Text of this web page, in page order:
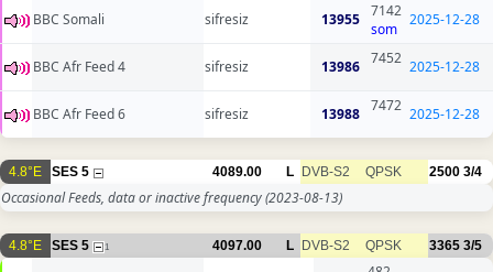
BBC Somali sifresiz 13955
7142
som
2025-12-28
BBC Afr Feed 4 sifresiz 13986 7452 2025-12-28
BBC Afr Feed 6 sifresiz 13988 7472 2025-12-28
4.8°E SES 5 4089.00 L DVB-S2 QPSK 2500 3/4
Occasional Feeds, data or inactive frequency(2023-08-13)
4.8°E SES 5 1 4097.00 L DVB-S2 QPSK 3365 3/5